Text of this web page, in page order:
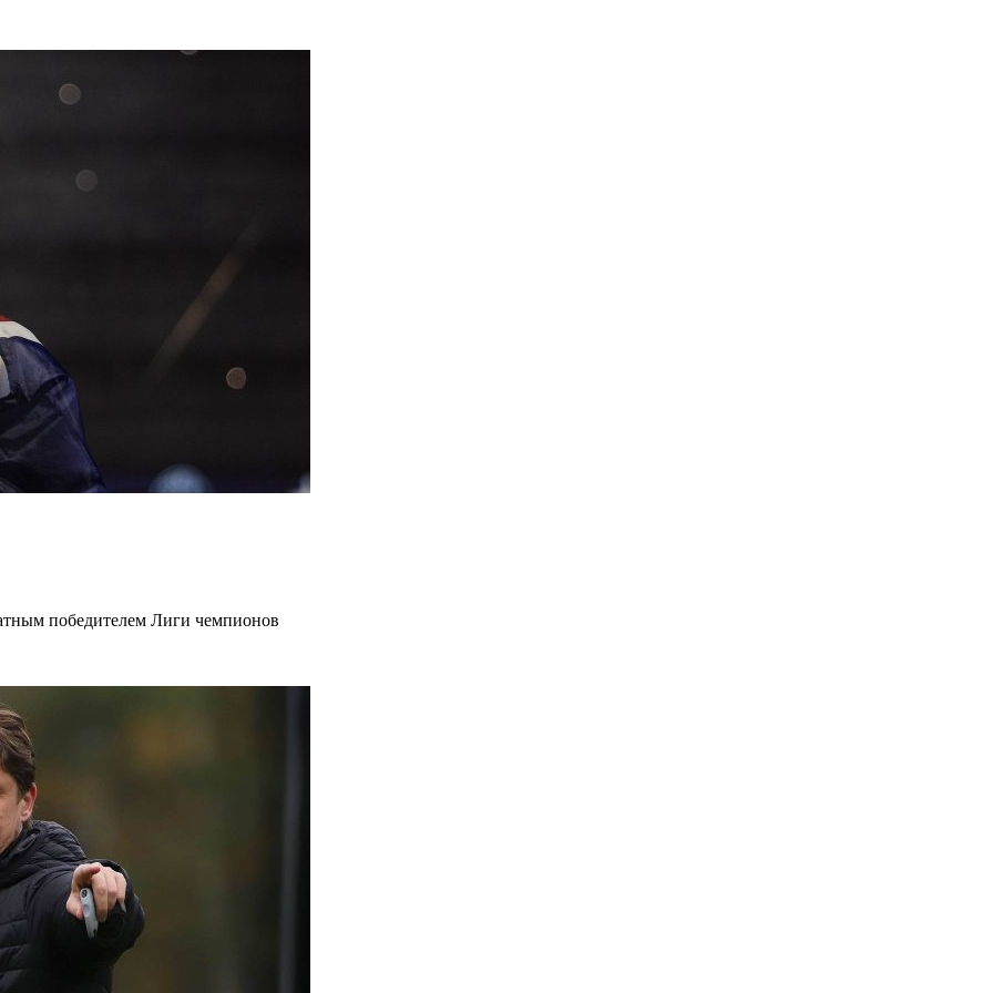
победителем Лиги чемпионов